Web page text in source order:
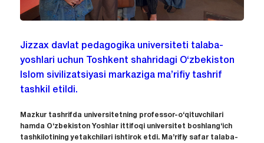
Jizzax davlat pedagogika universiteti talaba-
yoshlari uchun Toshkent shahridagi O‘zbekiston
Islom sivilizatsiyasi markaziga ma’rifiy tashrif
tashkil etildi.
Mazkur tashrifda universitetning professor-o‘qituvchilari
hamda O‘zbekiston Yoshlar ittifoqi universitet boshlang‘ich
tashkilotining yetakchilari ishtirok etdi. Ma’rifiy safar talaba-